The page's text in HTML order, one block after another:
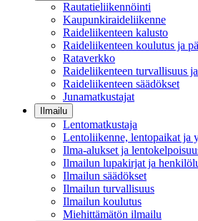
Rautatieliikennöinti
Kaupunkiraideliikenne
Raideliikenteen kalusto
Raideliikenteen koulutus ja
Rataverkko
Raideliikenteen turvallisuus
Raideliikenteen säädökset
Junamatkustajat
Ilmailu
Lentomatkustaja
Lentoliikenne, lentopaikat ja
Ilma-alukset ja
Ilmailun lupakirjat ja
Ilmailun säädökset
Ilmailun turvallisuus
Ilmailun koulutus
Miehittämätön ilmailu